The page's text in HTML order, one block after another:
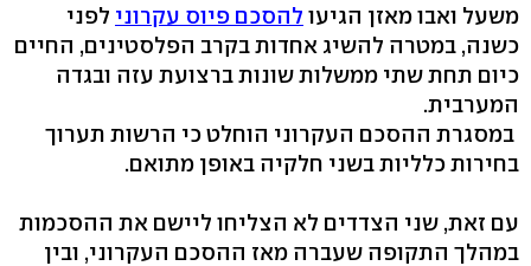
משעל ואבו מאזן הגיעו להסכם פיוס עקרוני לפני
כשנה, במטרה להשיג אחדות בקרב הפלסטינים, החיים
כיום תחת שתי ממשלות שונות ברצועת עזה ובגדה
המערבית.
במסגרת ההסכם העקרוני הוחלט כי הרשות תערוך
בחירות כלליות בשני חלקיה באופן מתואם.
עם זאת, שני הצדדים לא הצליחו ליישם את ההסכמות
במהלך התקופה שעברה מאז ההסכם העקרוני, ובין